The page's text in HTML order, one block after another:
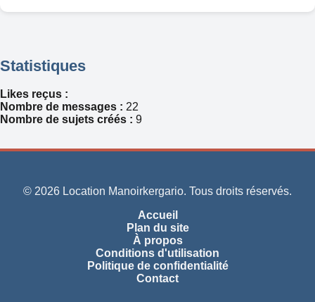
Statistiques
Likes reçus :
Nombre de messages : 22
Nombre de sujets créés : 9
© 2026 Location Manoirkergario. Tous droits réservés.
Accueil
Plan du site
À propos
Conditions d'utilisation
Politique de confidentialité
Contact